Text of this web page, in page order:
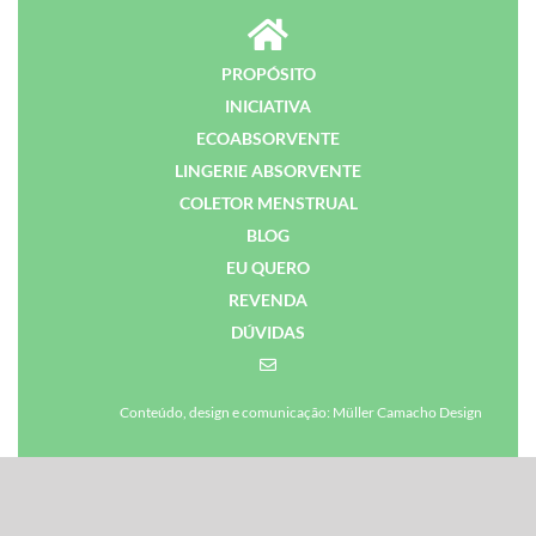
PROPÓSITO
INICIATIVA
ECOABSORVENTE
LINGERIE ABSORVENTE
COLETOR MENSTRUAL
BLOG
EU QUERO
REVENDA
DÚVIDAS
Conteúdo, design e comunicação: Müller Camacho Design